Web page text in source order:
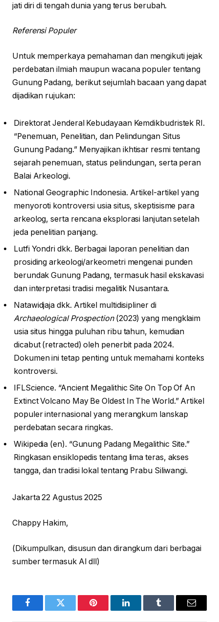
jati diri di tengah dunia yang terus berubah.
Referensi Populer
Untuk memperkaya pemahaman dan mengikuti jejak
perdebatan ilmiah maupun wacana populer tentang
Gunung Padang, berikut sejumlah bacaan yang dapat
dijadikan rujukan:
Direktorat Jenderal Kebudayaan Kemdikbudristek RI.
“Penemuan, Penelitian, dan Pelindungan Situs
Gunung Padang.” Menyajikan ikhtisar resmi tentang
sejarah penemuan, status pelindungan, serta peran
Balai Arkeologi.
National Geographic Indonesia. Artikel-artikel yang
menyoroti kontroversi usia situs, skeptisisme para
arkeolog, serta rencana eksplorasi lanjutan setelah
jeda penelitian panjang.
Lutfi Yondri dkk. Berbagai laporan penelitian dan
prosiding arkeologi/arkeometri mengenai punden
berundak Gunung Padang, termasuk hasil ekskavasi
dan interpretasi tradisi megalitik Nusantara.
Natawidjaja dkk. Artikel multidisipliner di
Archaeological Prospection(2023) yang mengklaim
usia situs hingga puluhan ribu tahun, kemudian
dicabut (retracted) oleh penerbit pada 2024.
Dokumen ini tetap penting untuk memahami konteks
kontroversi.
IFLScience. “Ancient Megalithic Site On Top Of An
Extinct Volcano May Be Oldest In The World.” Artikel
populer internasional yang merangkum lanskap
perdebatan secara ringkas.
Wikipedia (en). “Gunung Padang Megalithic Site.”
Ringkasan ensiklopedis tentang lima teras, akses
tangga, dan tradisi lokal tentang Prabu Siliwangi.
Jakarta 22 Agustus 2025
Chappy Hakim,
(Dikumpulkan, disusun dan dirangkum dari berbagai
sumber termasuk AI dll)
FacebookTwitter Pinterest LinkedInTumblr Email